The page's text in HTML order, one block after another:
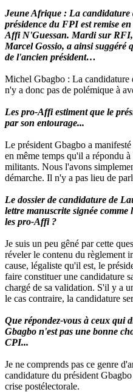
Jeune Afrique : La candidature
présidence du FPI est remise
Affi N'Guessan. Mardi sur RFI,
Marcel Gossio, a ainsi suggéré
de l'ancien président…
Michel Gbagbo : La
n'y a donc pas de polémique à
Les pro-Affi estiment que le
par son entourage...
Le président Gbagbo a
en même temps qu'il a répondu
militants. Nous l'avons
démarche. Il n'y a pas lieu de
Le dossier de candidature de
lettre manuscrite signée
les pro-Affi ?
Je suis un peu gêné par cette
réveler le contenu du règlement
cause, légaliste qu'il est, le
faire constituer une candidature
chargé de sa validation. S'il y a
le cas contraire, la candidature
Que répondez-vous à ceux qui
Gbagbo n'est pas une bonne
CPI...
Je ne comprends pas ce genre
candidature du président
crise postélectorale.